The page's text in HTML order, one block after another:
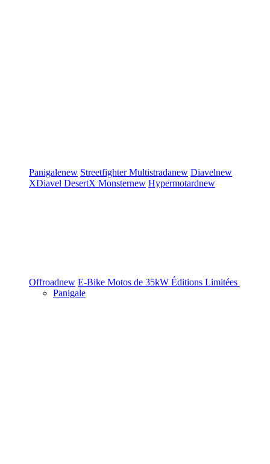
Panigalenew StreetfighterMultistradanew Diavelnew
XDiavel DesertX Monsternew Hypermotardnew
Offroadnew E-Bike Motos de 35kW Éditions Limitées
Panigale